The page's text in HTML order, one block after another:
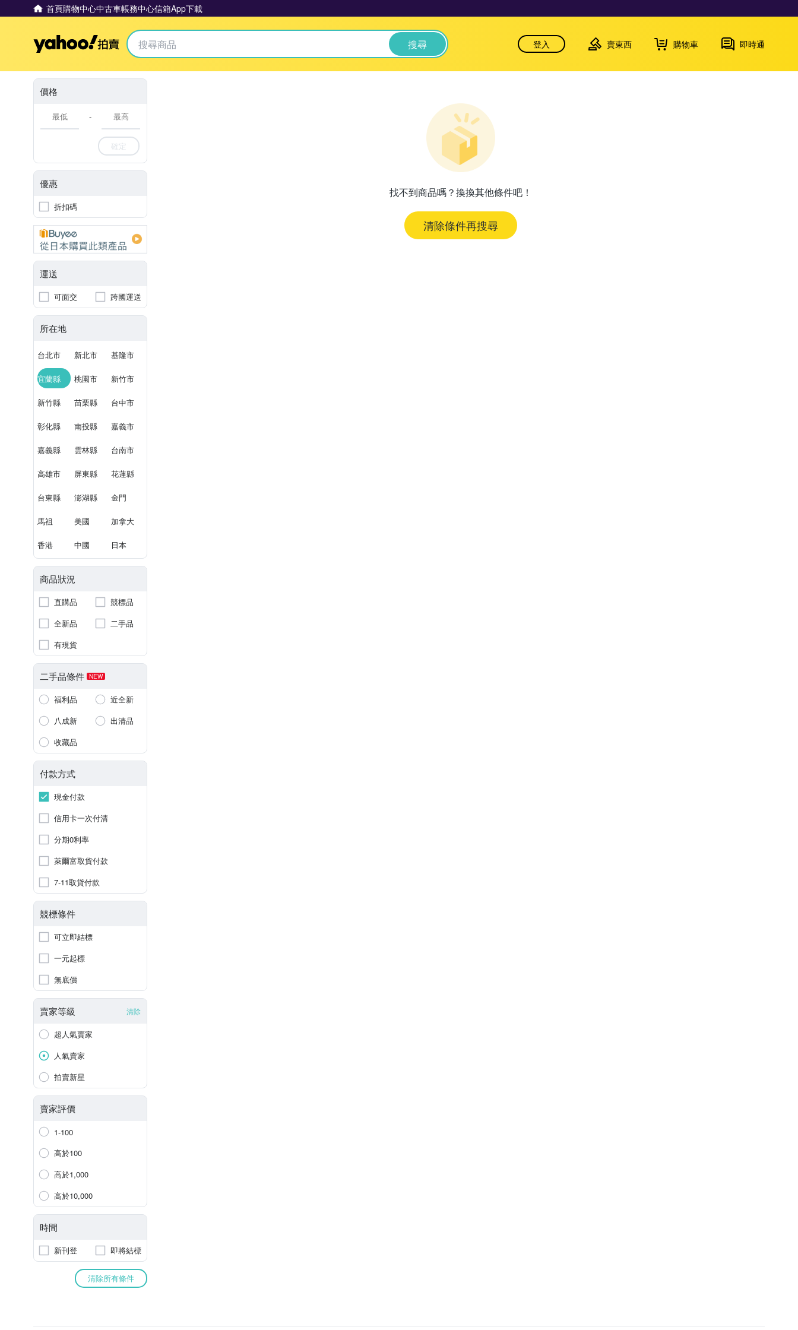
首頁購物中心中古車帳務中心信箱App下載
Yahoo拍賣 搜尋 登入 賣東西 購物車 即時通
價格
-
確定
優惠
折扣碼
運送
可面交 跨國運送
所在地
台北市 新北市 基隆市
宜蘭縣 桃園市 新竹市
新竹縣 苗栗縣 台中市
彰化縣 南投縣 嘉義市
嘉義縣 雲林縣 台南市
高雄市 屏東縣 花蓮縣
台東縣 澎湖縣 金門
馬祖 美國 加拿大
香港 中國 日本
商品狀況
直購品
競標品
全新品
二手品
有現貨
二手品條件 NEW
福利品
近全新
八成新
出清品
收藏品
付款方式
現金付款
信用卡一次付清
分期0利率
萊爾富取貨付款
7-11取貨付款
競標條件
可立即結標
一元起標
無底價
賣家等級 清除
超人氣賣家
人氣賣家
拍賣新星
賣家評價
1-100
高於100
高於1,000
高於10,000
時間
新刊登 即將結標
清除所有條件
找不到商品嗎？換換其他條件吧！
清除條件再搜尋